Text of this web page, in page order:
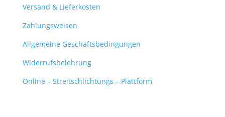
Versand & Lieferkosten
Zahlungsweisen
Allgemeine Geschäftsbedingungen
Widerrufsbelehrung
Online – Streitschlichtungs – Plattform